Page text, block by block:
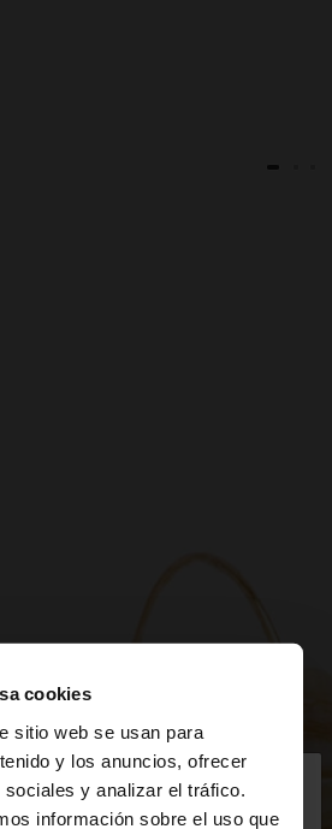
cookies
sitio web se usan para
y los anuncios, ofrecer
y analizar el tráfico.
información sobre el uso que